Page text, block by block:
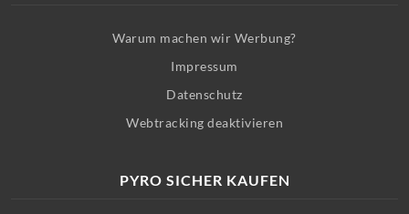
Warum machen wir Werbung?
Impressum
Datenschutz
Webtracking deaktivieren
PYRO SICHER KAUFEN